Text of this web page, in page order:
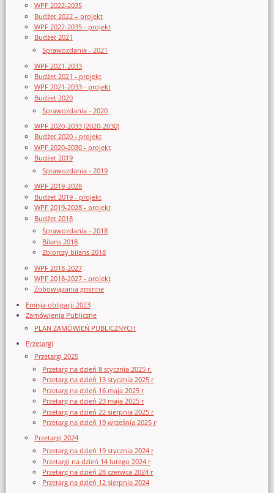
WPF 2022-2035
Budżet 2022 – projekt
WPF 2022-2035 - projekt
Budżet 2021
Sprawozdania - 2021
WPF 2021-2033
Budżet 2021 - projekt
WPF 2021-2033 - projekt
Budżet 2020
Sprawozdania - 2020
WPF 2020-2033 (2020-2030)
Budżet 2020 - projekt
WPF 2020-2030 - projekt
Budżet 2019
Sprawozdania - 2019
WPF 2019-2028
Budżet 2019 - projekt
WPF 2019-2028 - projekt
Budżet 2018
Sprawozdania - 2018
Bilans 2018
Zbiorczy bilans 2018
WPF 2018-2027
WPF 2018-2027 - projekt
Zobowiązania gminne
Emisja obligacji 2023
Zamówienia Publiczne
PLAN ZAMÓWIEŃ PUBLICZNYCH
Przetargi
Przetargi 2025
Przetarg na dzień 8 stycznia 2025 r.
Przetarg na dzień 13 stycznia 2025 r
Przetarg na dzień 16 maja 2025 r
Przetarg na dzień 23 maja 2025 r
Przetarg na dzień 22 sierpnia 2025 r
Przetarg na dzień 19 września 2025 r
Przetargi 2024
Przetarg na dzień 19 stycznia 2024 r
Przetargi na dzień 14 lutego 2024 r
Przetarg na dzień 28 czerwca 2024 r
Przetarg na dzień 12 sierpnia 2024